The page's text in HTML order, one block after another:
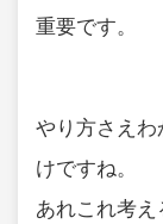
重要です。
やり方さえ
けですね。
あれこれ考